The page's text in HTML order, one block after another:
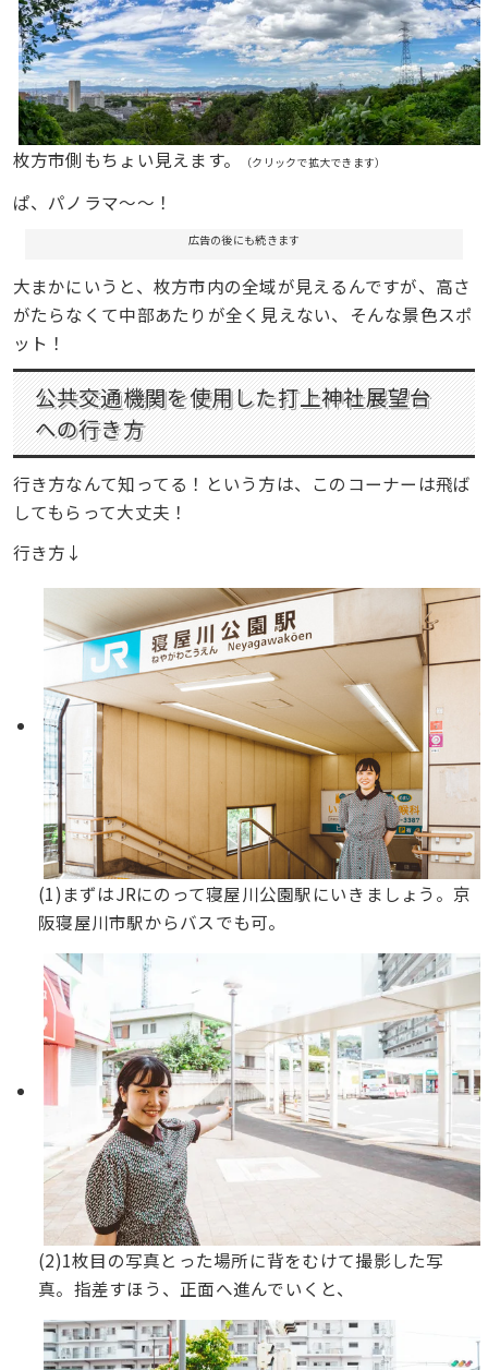
枚方市側もちょい見えます。 （クリックで拡大できます）
ぱ、パノラマ〜〜！
広告の後にも続きます
大まかにいうと、枚方市内の全域が見えるんですが、高さ
がたらなくて中部あたりが全く見えない、そんな景色スポ
ット！
公共交通機関を使用した打上神社展望台
への行き方
行き方なんて知ってる！という方は、このコーナーは飛ば
してもらって大丈夫！
行き方↓
(1)まずはJRにのって寝屋川公園駅にいきましょう。京
阪寝屋川市駅からバスでも可。
(2)1枚目の写真とった場所に背をむけて撮影した写
真。指差すほう、正面へ進んでいくと、